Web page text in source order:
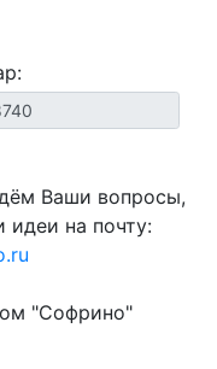
Ваши вопросы,
идеи на почту:
"Софрино"